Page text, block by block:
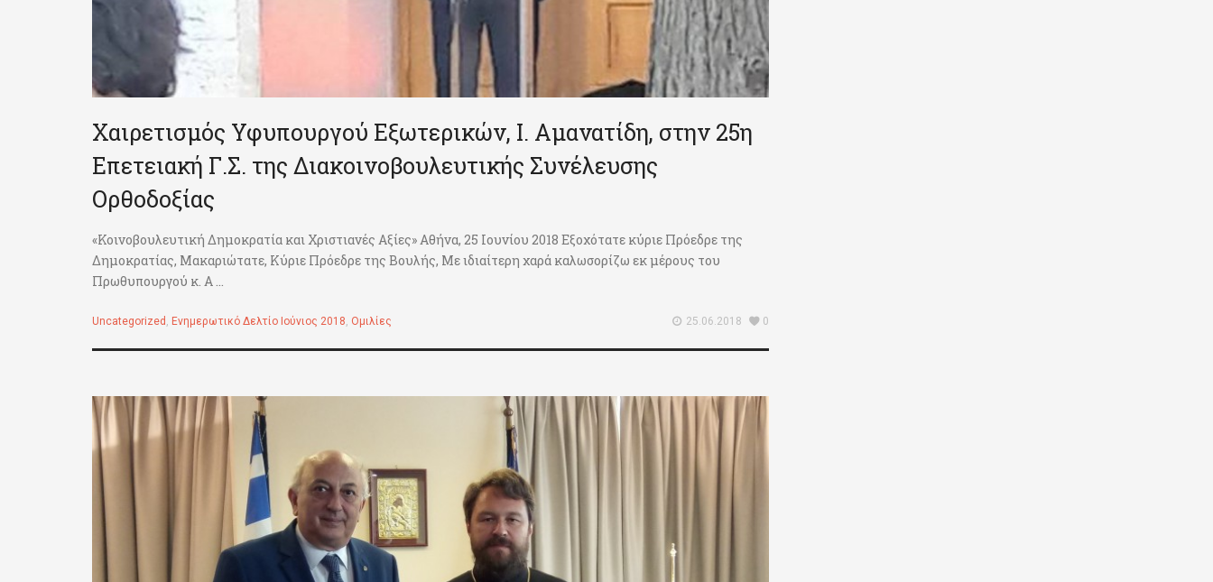
Χαιρετισμός Υφυπουργού Εξωτερικών, Ι. Αμανατίδη, στην 25η
Eπετειακή Γ.Σ. της Διακοινοβουλευτικής Συνέλευσης
Ορθοδοξίας
«Κοινοβουλευτική Δημοκρατία και Χριστιανές Αξίες» Αθήνα, 25 Ιουνίου 2018 Εξοχότατε κύριε Πρόεδρε της
Δημοκρατίας, Μακαριώτατε, Κύριε Πρόεδρε της Βουλής, Με ιδιαίτερη χαρά καλωσορίζω εκ μέρους του
Πρωθυπουργού κ. Α ...
Uncategorized , Ενημερωτικό Δελτίο Ιούνιος 2018, Ομιλίες 25.06.2018 0